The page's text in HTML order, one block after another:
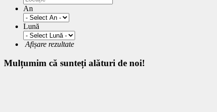
An
Lună
Afișare rezultate
Mulțumim că sunteți alături de noi!